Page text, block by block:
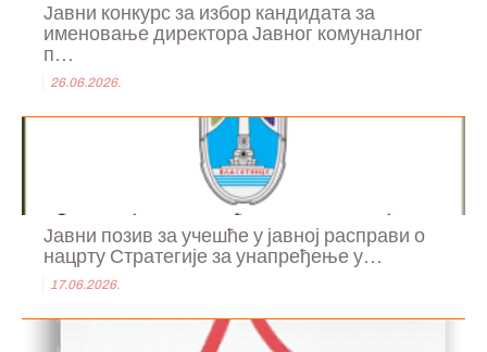
Јавни конкурс за избор кандидата за
именовање директора Јавног комуналног
п...
26.06.2026.
Јавни позив за учешће у јавној расправи о
нацрту Стратегије за унапређење у...
17.06.2026.